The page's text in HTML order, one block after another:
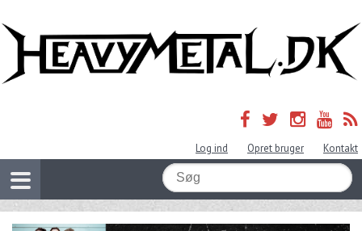
Log ind Opret bruger Kontakt